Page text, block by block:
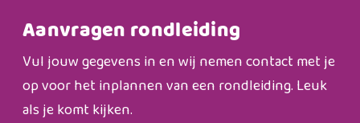
Aanvragen rondleiding
Vul jouw gegevens in en wij nemen contact met je
op voor het inplannen van een rondleiding. Leuk
als je komt kijken.